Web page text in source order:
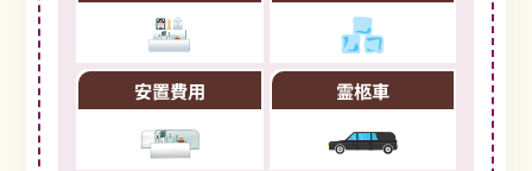
安置費用 霊柩車